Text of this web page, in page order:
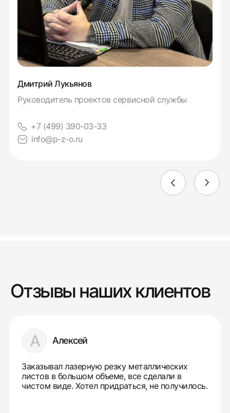
Дмитрий Лукьянов
Руководитель проектов сервисной службы
+7 (499) 390-03-33
info@p-z-o.ru
Отзывы наших клиентов
А Алексей
Заказывал лазерную резку металлических
листов в большом объеме, все сделали в
чистом виде. Хотел придраться, не получилось.